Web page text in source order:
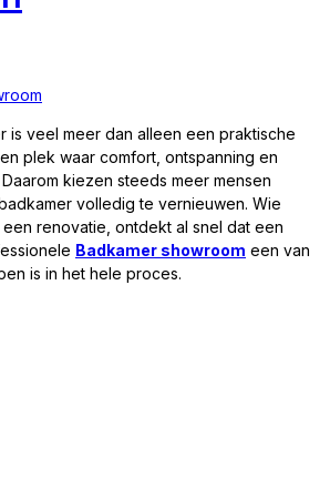
is veel meer dan alleen een praktische
plek waar comfort, ontspanning en
kiezen steeds meer mensen
volledig te vernieuwen. Wie
renovatie, ontdekt al snel dat een
Badkamer showroom een van
is in het hele proces.